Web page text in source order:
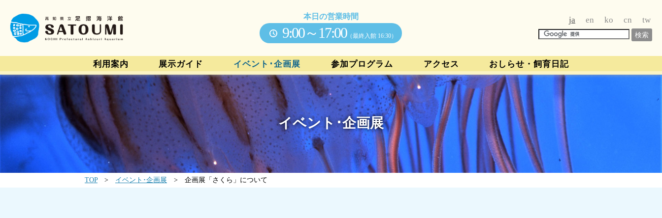
本日の営業時間
9:00～17:00（最終入館 16:30）
ja en ko cn tw
利用案内 展示ガイド イベント･企画展 参加プログラム アクセス おしらせ・飼育日記
イベント･企画展
TOP> イベント･企画展 > 企画展「さくら」について